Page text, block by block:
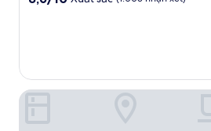
nhận
xét)
Hotel Romerito